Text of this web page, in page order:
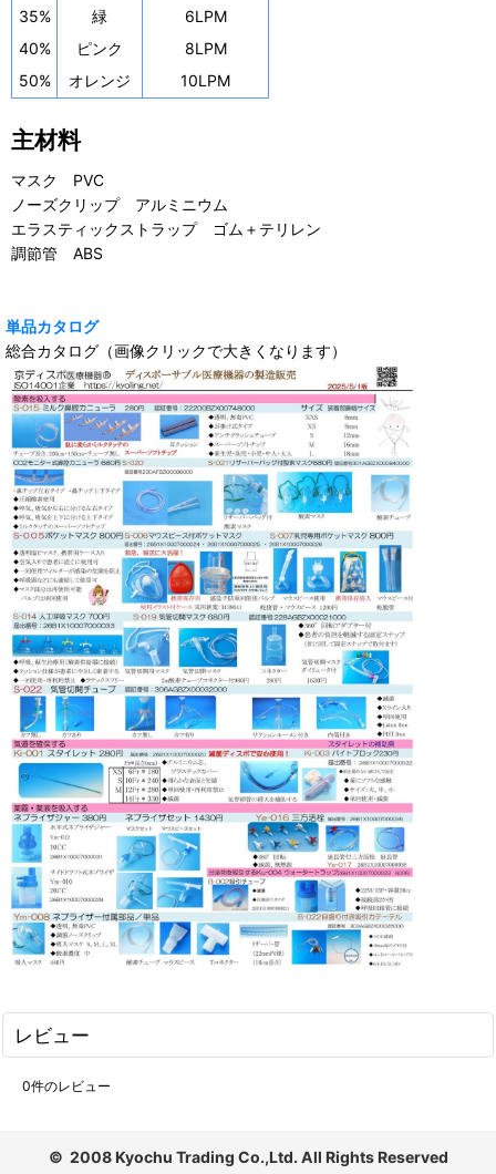
35%
緑
6LPM
40%
ピンク
8LPM
50%
オレンジ 10LPM
主材料
マスク PVC
ノーズクリップ アルミニウム
エラスティックストラップ ゴム＋テリレン
調節管 ABS
単品カタログ
総合カタログ（画像クリックで大きくなります）
レビュー
0件のレビュー
© 2008 Kyochu Trading Co.,Ltd. All Rights Reserved